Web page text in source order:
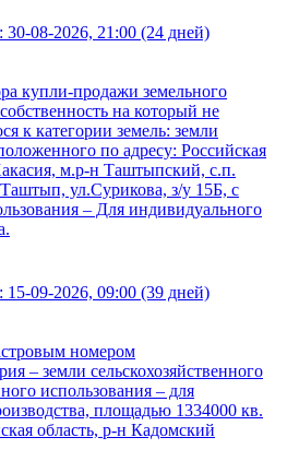
30-08-2026, 21:00 (24 дней)
купли-продажи земельного
на который не
к категории земель: земли
по адресу: Российская
м.р-н Таштыпский, с.п.
ул.Сурикова, з/у 15Б, с
– Для индивидуального
15-09-2026, 09:00 (39 дней)
номером
– земли сельскохозяйственного
использования – для
площадью 1334000 кв.
область, р-н Кадомский